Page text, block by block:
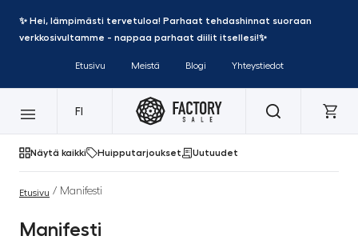
✨ Hei, lämpimästi tervetuloa! Parhaat tehdashinnat suoraan
verkkosivultamme - nappaa parhaat diilit itsellesi!✨
Etusivu Meistä Blogi Yhteystiedot
FI
Näytä kaikki Huipputarjoukset Uutuudet
Etusivu / Manifesti
Manifesti